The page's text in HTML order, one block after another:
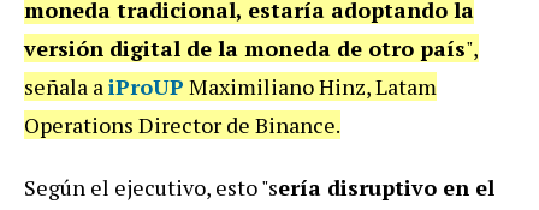
moneda tradicional, estaría adoptando la
versión digital de la moneda de otro país",
señala aiProUP Maximiliano Hinz, Latam
Operations Director de Binance.
Según el ejecutivo, esto "sería disruptivo en el